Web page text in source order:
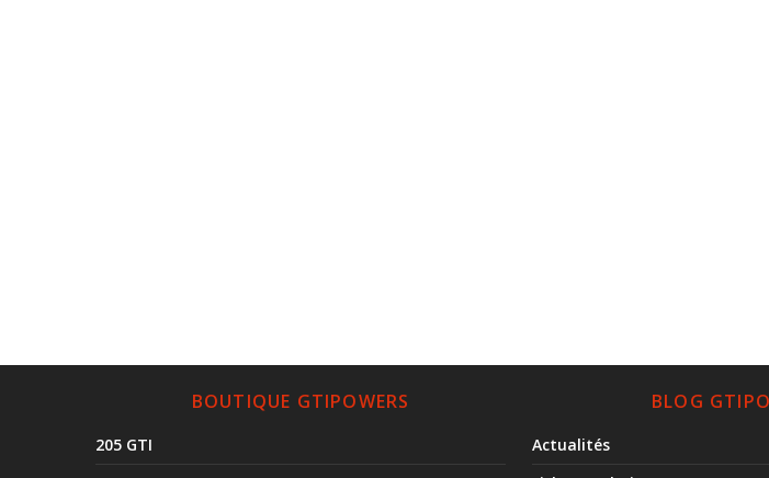
BOUTIQUE GTIPOWERS
205 GTI
BLOG
Actualités